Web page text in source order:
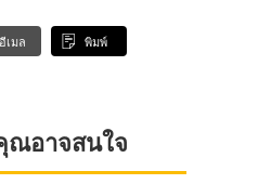
อีเมล พิมพ์
ณอาจสนใจ